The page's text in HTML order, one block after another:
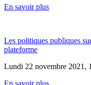
En savoir plus
Les politiques publiques
plateforme
Lundi 22 novembre 2021,
En savoir plus